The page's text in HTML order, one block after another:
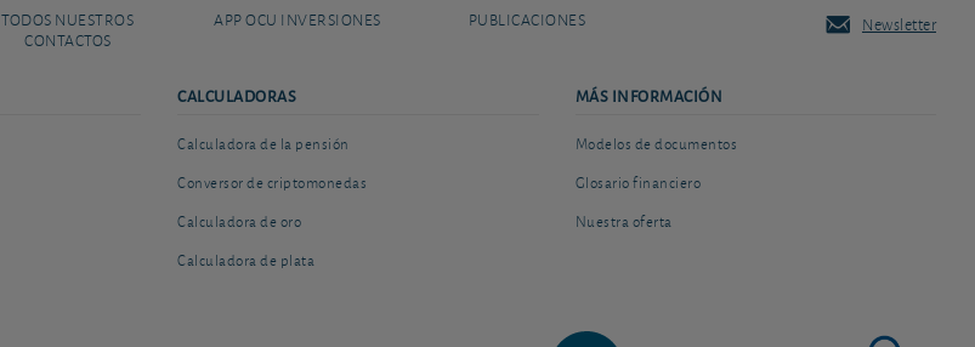
TODOS NUESTROS
CONTACTOS
APP OCU INVERSIONES PUBLICACIONES Newsletter
CALCULADORAS
Calculadora de la pensión
Conversor de criptomonedas
Calculadora de oro
Calculadora de plata
MÁS INFORMACIÓN
Modelos de documentos
Glosario financiero
Nuestra oferta